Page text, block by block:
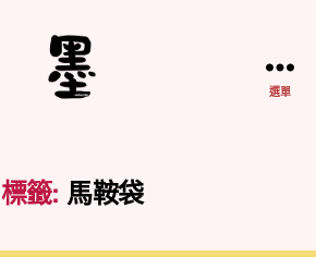
業
紀
選單
標籤: 馬鞍袋